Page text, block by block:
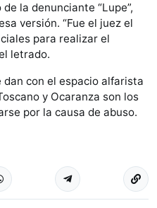
de la denunciante “Lupe”,
versión. “Fue el juez el
para realizar el
letrado.
dan con el espacio alfarista
y Ocaranza son los
por la causa de abuso.